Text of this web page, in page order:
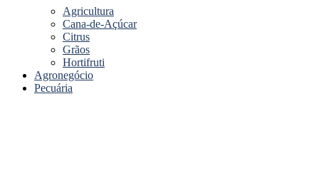
Agricultura
Cana-de-Açúcar
Citrus
Grãos
Hortifruti
Agronegócio
Pecuária